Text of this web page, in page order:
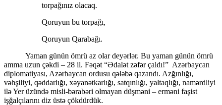
torpağınız olacaq.
Qoruyun bu torpağı,
Qoruyun Qarabağı.
Yaman günün ömrü az olar deyərlər. Bu yaman günün ömrü
amma uzun çəkdi – 28 il. Fəqət “Ədalət zəfər çaldı!” Azərbaycan
diplomatiyası, Azərbaycan ordusu qələbə qazandı. Azğınlığı,
vəhşiliyi, qəddarlığı, xəyanətkarlığı, satqınlığı, yaltaqlığı, namərdliyi
ilə Yer üzündə misli-bərabəri olmayan düşməni – erməni faşist
işğalçılarını diz üstə çökdürdük.